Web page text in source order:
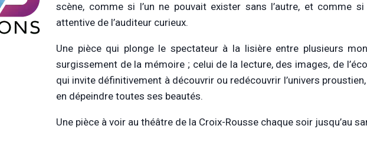
scène, comme si l’un ne pouvait exister sans l’autre, et comme
attentive de l’auditeur curieux.
Une pièce qui plonge le spectateur à la lisière entre plusieurs
surgissement de la mémoire ; celui de la lecture, des images, de
qui invite définitivement à découvrir ou redécouvrir l’univers
en dépeindre toutes ses beautés.
Une pièce à voir au théâtre de la Croix-Rousse chaque soir jusqu’au